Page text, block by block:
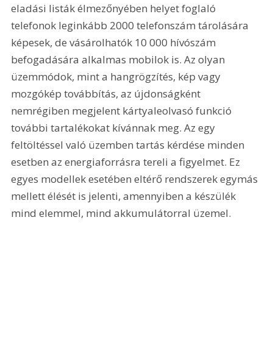
eladási listák élmezőnyében helyet foglaló
telefonok leginkább 2000 telefonszám tárolására
képesek, de vásárolhatók 10 000 hívószám
befogadására alkalmas mobilok is. Az olyan
üzemmódok, mint a hangrögzítés, kép vagy
mozgókép továbbítás, az újdonságként
nemrégiben megjelent kártyaleolvasó funkció
további tartalékokat kívánnak meg. Az egy
feltöltéssel való üzemben tartás kérdése minden
esetben az energiaforrásra tereli a figyelmet. Ez
egyes modellek esetében eltérő rendszerek egymás
mellett élését is jelenti, amennyiben a készülék
mind elemmel, mind akkumulátorral üzemel.